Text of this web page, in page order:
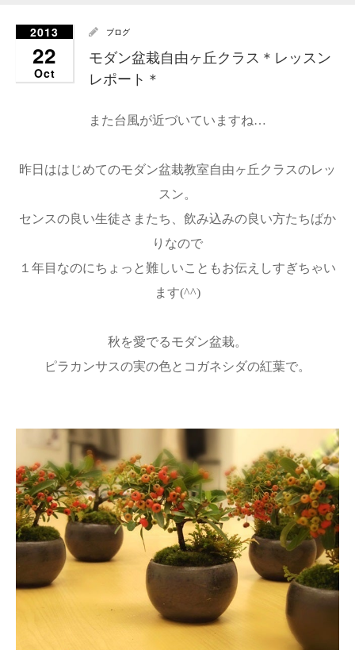
2013
22
Oct
ブログ
モダン盆栽自由ヶ丘クラス＊レッスン
レポート＊
また台風が近づいていますね…
昨日ははじめてのモダン盆栽教室自由ヶ丘クラスのレッ
スン。
センスの良い生徒さまたち、飲み込みの良い方たちばか
りなので
１年目なのにちょっと難しいこともお伝えしすぎちゃい
ます(^^)
秋を愛でるモダン盆栽。
ピラカンサスの実の色とコガネシダの紅葉で。